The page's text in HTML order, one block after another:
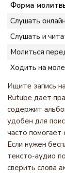
Форма
Слушать онлайн
Слушать и
Молиться
Ходить на
Ищите запись
Rutube даёт
содержит
удобен для
часто помогает
Если нужен
тексто-аудио
сверить слова